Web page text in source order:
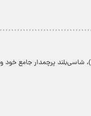
شرکت خودروسازی نیو رسما از خودرو «ای اس ۹» (ES۹)، شاسی‌بلند پرچمدار جامع خود و